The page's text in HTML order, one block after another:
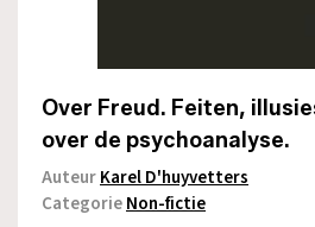
Over Freud. Feiten,
over de psychoanalyse.
AuteurKarel D'huyvetters
CategorieNon-fictie